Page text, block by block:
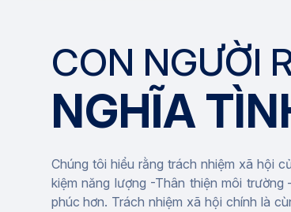
CON NGƯỜI
NGHĨA
Chúng tôi hiểu rằng trách nhiệm xã hội
kiệm năng lượng -Thân thiện môi
phúc hơn. Trách nhiệm xã hội chính là